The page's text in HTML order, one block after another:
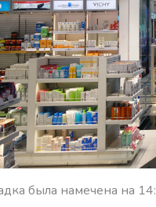
была намечена на